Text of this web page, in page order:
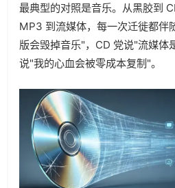
最典型的对照是音乐。从黑胶到
MP3 到流媒体，每一次迁徙都伴
版会毁掉音乐"，CD 党说"流媒体
说"我的心血会被零成本复制"。